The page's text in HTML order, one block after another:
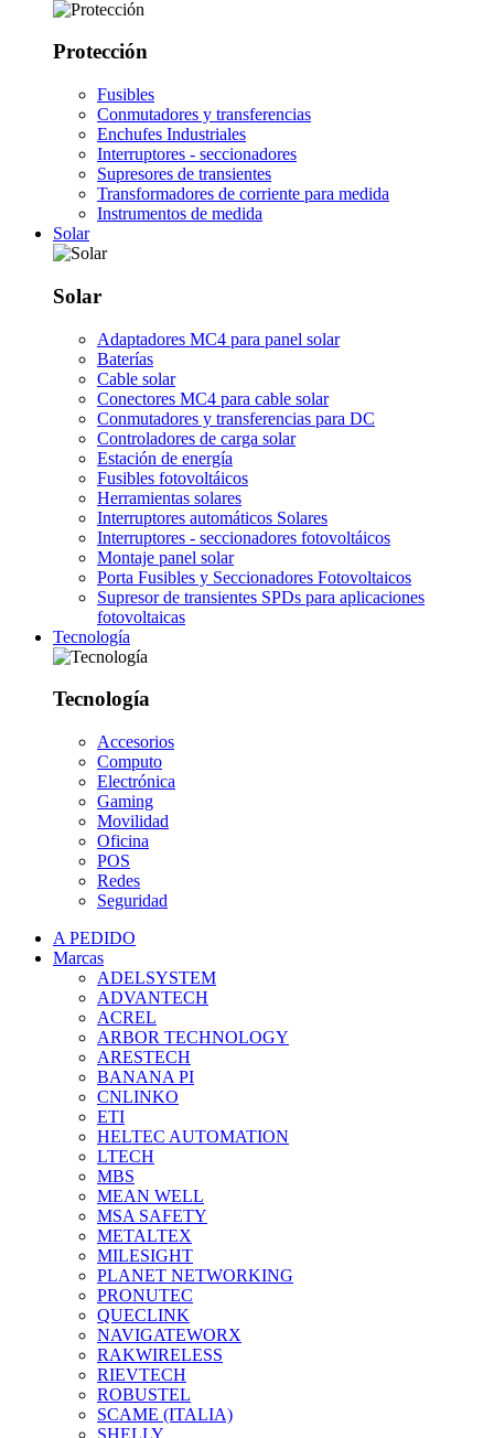
Protección
Fusibles
Conmutadores y transferencias
Enchufes Industriales
Interruptores - seccionadores
Supresores de transientes
Transformadores de corriente para medida
Instrumentos de medida
Solar
Solar
Adaptadores MC4 para panel solar
Baterías
Cable solar
Conectores MC4 para cable solar
Conmutadores y transferencias para DC
Controladores de carga solar
Estación de energía
Fusibles fotovoltáicos
Herramientas solares
Interruptores automáticos Solares
Interruptores - seccionadores fotovoltáicos
Montaje panel solar
Porta Fusibles y Seccionadores Fotovoltaicos
Supresor de transientes SPDs para aplicaciones
fotovoltaicas
Tecnología
Tecnología
Accesorios
Computo
Electrónica
Gaming
Movilidad
Oficina
POS
Redes
Seguridad
A PEDIDO
Marcas
ADELSYSTEM
ADVANTECH
ACREL
ARBOR TECHNOLOGY
ARESTECH
BANANA PI
CNLINKO
ETI
HELTEC AUTOMATION
LTECH
MBS
MEAN WELL
MSA SAFETY
METALTEX
MILESIGHT
PLANET NETWORKING
PRONUTEC
QUECLINK
NAVIGATEWORX
RAKWIRELESS
RIEVTECH
ROBUSTEL
SCAME (ITALIA)
SHELLY